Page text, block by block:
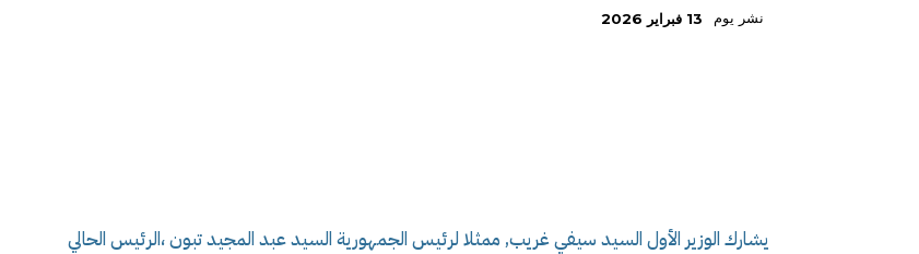
نشر يوم 13 فبراير 2026
يشارك الوزير الأول السيد سيفي غريب, ممثلا لرئيس الجمهورية السيد عبد المجيد تبون ،الرئيس الحالي